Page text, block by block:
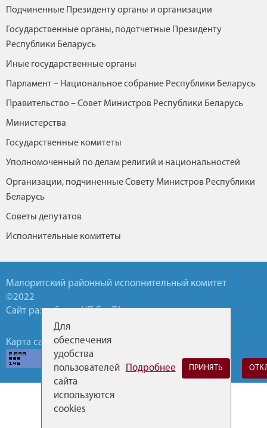
Подчиненные Президенту органы и организации
Государственные органы, подотчетные Президенту
Республики Беларусь
Иные государственные органы
Парламент – Национальное собрание Республики Беларусь
Правительство – Совет Министров Республики Беларусь
Министерства
Государственные комитеты
Уполномоченный по делам религий и национальностей
Организации, подчиненные Совету Министров Республики
Беларусь
Советы депутатов
Исполнительные комитеты
Малоритский районный исполнительный комитет
©2022
Сайт разработан УП БелТА
Карта сайта Обратная связь
Для
обеспечения
удобства
пользователей
сайта
используются
cookies
Подробнее ПРИНЯТЬ